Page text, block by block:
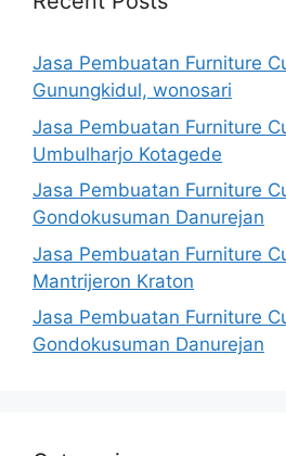
Jasa Pembuatan Furniture
Gunungkidul, wonosari
Jasa Pembuatan Furniture
Umbulharjo Kotagede
Jasa Pembuatan Furniture
Gondokusuman Danurejan
Jasa Pembuatan Furniture
Mantrijeron Kraton
Jasa Pembuatan Furniture
Gondokusuman Danurejan